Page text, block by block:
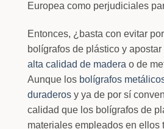
Europea como perjudiciales
Entonces, ¿basta con evitar
bolígrafos de plástico y apostar
alta calidad de madera o de
Aunque los bolígrafos
duraderos y ya de por sí
calidad que los bolígrafos de
materiales empleados en ellos